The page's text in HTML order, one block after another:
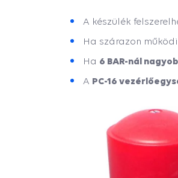
A készülék
Ha szárazon
Ha 6 BAR-nál
A PC-16